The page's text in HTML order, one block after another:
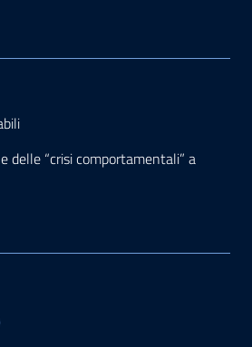
delle “crisi comportamentali” a